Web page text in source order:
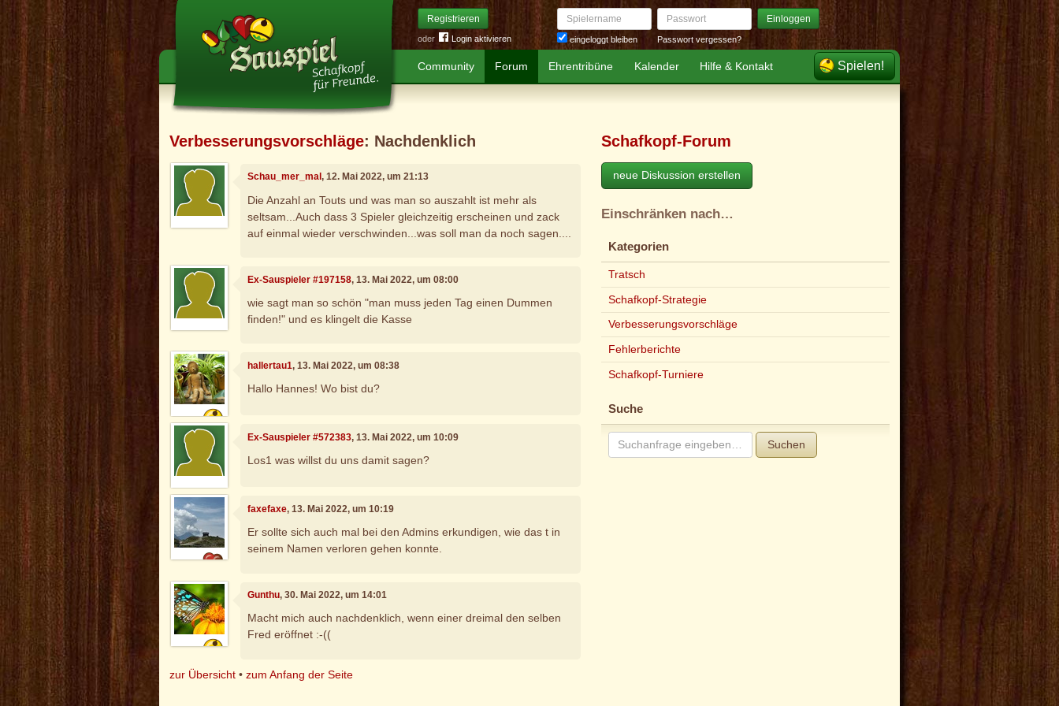
Registrieren
oder Login aktivieren
Spielername
eingeloggt bleiben
Passwort Einloggen
Passwort vergessen?
Community Forum Ehrentribüne Kalender Hilfe & Kontakt Spielen!
Verbesserungsvorschläge: Nachdenklich
Schau_mer_mal, 12. Mai 2022, um 21:13
Die Anzahl an Touts und was man so auszahlt ist mehr als
seltsam...Auch dass 3 Spieler gleichzeitig erscheinen und zack
auf einmal wieder verschwinden...was soll man da noch sagen....
Ex-Sauspieler #197158, 13. Mai 2022, um 08:00
wie sagt man so schön "man muss jeden Tag einen Dummen
finden!" und es klingelt die Kasse
hallertau1, 13. Mai 2022, um 08:38
Hallo Hannes! Wo bist du?
Ex-Sauspieler #572383, 13. Mai 2022, um 10:09
Los1 was willst du uns damit sagen?
faxefaxe, 13. Mai 2022, um 10:19
Er sollte sich auch mal bei den Admins erkundigen, wie das t in
seinem Namen verloren gehen konnte.
Gunthu, 30. Mai 2022, um 14:01
Macht mich auch nachdenklich, wenn einer dreimal den selben
Fred eröffnet :-((
zur Übersicht •zum Anfang der Seite
Schafkopf-Forum
neue Diskussion erstellen
Einschränken nach…
Kategorien
Tratsch
Schafkopf-Strategie
Verbesserungsvorschläge
Fehlerberichte
Schafkopf-Turniere
Suche
Suchen